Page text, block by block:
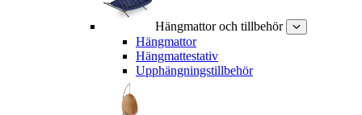
Hängmattor och tillbehör
Hängmattor
Hängmattestativ
Upphängningstillbehör